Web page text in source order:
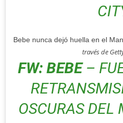
Bebe nunca dejó huella en el
través de
FW: BEBE–
OSCURAS DEL